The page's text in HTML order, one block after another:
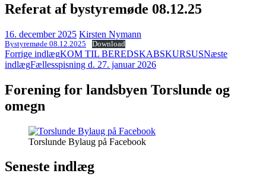
Referat af bystyremøde 08.12.25
16. december 2025 Kirsten Nymann
Bystyremøde 08.12.2025 Download
Indlægsnavigation
Forrige indlægKOM TIL BEREDSKABSKURSUSNæste
indlægFællesspisning d. 27. januar 2026
Forening for landsbyen Torslunde og
omegn
Torslunde Bylaug på Facebook
Seneste indlæg